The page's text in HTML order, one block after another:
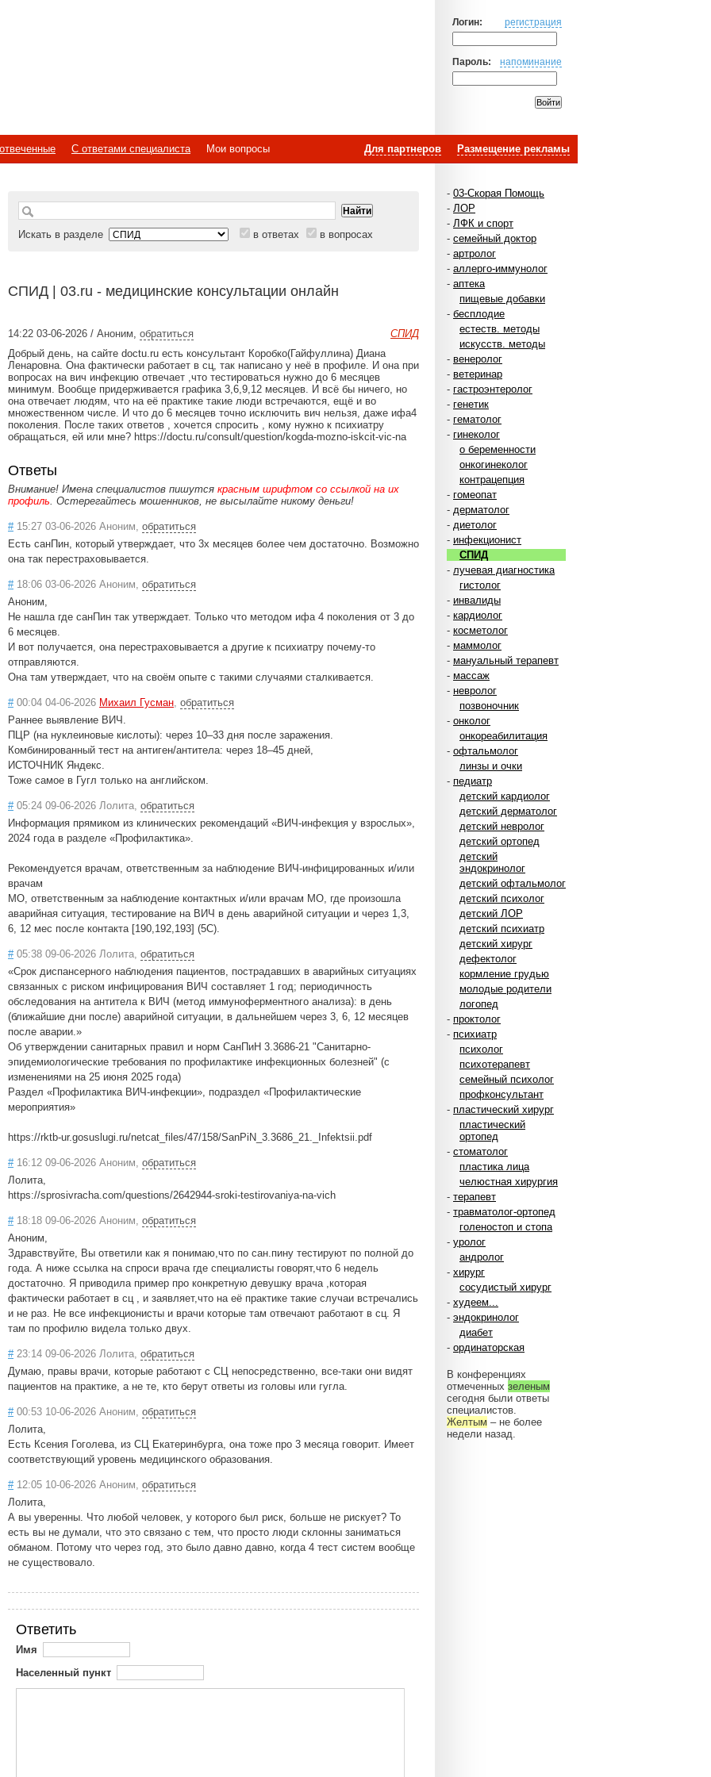
Логин: регистрация
Пароль: напоминание
Размещение рекламы
Для партнеров
С ответами специалиста
Мои вопросы
- 03-Скорая Помощь
- ЛОР
- ЛФК и спорт
- семейный доктор
- артролог
- аллерго-иммунолог
- аптека
пищевые добавки
- бесплодие
естеств. методы
искусств. методы
- венеролог
- ветеринар
- гастроэнтеролог
- генетик
- гематолог
- гинеколог
о беременности
онкогинеколог
контрацепция
- гомеопат
- дерматолог
- диетолог
- инфекционист
СПИД
- лучевая диагностика
гистолог
- инвалиды
- кардиолог
- косметолог
- маммолог
- мануальный терапевт
- массаж
- невролог
позвоночник
- онколог
онкореабилитация
- офтальмолог
линзы и очки
- педиатр
детский кардиолог
детский дерматолог
детский невролог
детский ортопед
детский
эндокринолог
детский офтальмолог
детский психолог
детский ЛОР
детский психиатр
детский хирург
дефектолог
кормление грудью
молодые родители
логопед
- проктолог
- психиатр
психолог
психотерапевт
семейный психолог
профконсультант
- пластический хирург
пластический
ортопед
- стоматолог
пластика лица
челюстная хирургия
- терапевт
- травматолог-ортопед
голеностоп и стопа
- уролог
андролог
- хирург
сосудистый хирург
- худеем...
- эндокринолог
диабет
- ординаторская
В конференциях
отмеченных зеленым
сегодня были ответы
специалистов.
Желтым – не более
недели назад.
Искать в разделе в ответах в вопросах
СПИД | 03.ru - медицинские консультации онлайн
СПИД
14:22 03-06-2026 / Аноним, обратиться
Добрый день, на сайте doctu.ru есть консультант Коробко(Гайфуллина) Диана
Ленаровна. Она фактически работает в сц, так написано у неё в профиле. И она при
вопросах на вич инфекцию отвечает ,что тестироваться нужно до 6 месяцев
минимум. Вообще придерживается графика 3,6,9,12 месяцев. И всё бы ничего, но
она отвечает людям, что на её практике такие люди встречаются, ещё и во
множественном числе. И что до 6 месяцев точно исключить вич нельзя, даже ифа4
поколения. После таких ответов , хочется спросить , кому нужно к психиатру
обращаться, ей или мне? https://doctu.ru/consult/question/kogda-mozno-iskcit-vic-na
Ответы
Внимание! Имена специалистов пишутся красным шрифтом со ссылкой на их
профиль. Остерегайтесь мошенников, не высылайте никому деньги!
#15:27 03-06-2026 Аноним, обратиться
Есть санПин, который утверждает, что 3х месяцев более чем достаточно. Возможно
она так перестраховывается.
#18:06 03-06-2026 Аноним, обратиться
Аноним,
Не нашла где санПин так утверждает. Только что методом ифа 4 поколения от 3 до
6 месяцев.
И вот получается, она перестраховывается а другие к психиатру почему-то
отправляются.
Она там утверждает, что на своём опыте с такими случаями сталкивается.
#00:04 04-06-2026 Михаил Гусман, обратиться
Раннее выявление ВИЧ.
ПЦР (на нуклеиновые кислоты): через 10–33 дня после заражения.
Комбинированный тест на антиген/антитела: через 18–45 дней,
ИСТОЧНИК Яндекс.
Тоже самое в Гугл только на английском.
#05:24 09-06-2026 Лолита, обратиться
Информация прямиком из клинических рекомендаций «ВИЧ-инфекция у взрослых»,
2024 года в разделе «Профилактика».
Рекомендуется врачам, ответственным за наблюдение ВИЧ-инфицированных и/или
врачам
МО, ответственным за наблюдение контактных и/или врачам МО, где произошла
аварийная ситуация, тестирование на ВИЧ в день аварийной ситуации и через 1,3,
6, 12 мес после контакта [190,192,193] (5С).
#05:38 09-06-2026 Лолита, обратиться
«Срок диспансерного наблюдения пациентов, пострадавших в аварийных ситуациях
связанных с риском инфицирования ВИЧ составляет 1 год; периодичность
обследования на антитела к ВИЧ (метод иммуноферментного анализа): в день
(ближайшие дни после) аварийной ситуации, в дальнейшем через 3, 6, 12 месяцев
после аварии.»
Об утверждении санитарных правил и норм СанПиН 3.3686-21 "Санитарно-
эпидемиологические требования по профилактике инфекционных болезней" (с
изменениями на 25 июня 2025 года)
Раздел «Профилактика ВИЧ-инфекции», подраздел «Профилактические
мероприятия»
https://rktb-ur.gosuslugi.ru/netcat_files/47/158/SanPiN_3.3686_21._Infektsii.pdf
#16:12 09-06-2026 Аноним, обратиться
Лолита,
https://sprosivracha.com/questions/2642944-sroki-testirovaniya-na-vich
#18:18 09-06-2026 Аноним, обратиться
Аноним,
Здравствуйте, Вы ответили как я понимаю,что по сан.пину тестируют по полной до
года. А ниже ссылка на спроси врача где специалисты говорят,что 6 недель
достаточно. Я приводила пример про конкретную девушку врача ,которая
фактически работает в сц , и заявляет,что на её практике такие случаи встречались
и не раз. Не все инфекционисты и врачи которые там отвечают работают в сц. Я
там по профилю видела только двух.
#23:14 09-06-2026 Лолита, обратиться
Думаю, правы врачи, которые работают с СЦ непосредственно, все-таки они видят
пациентов на практике, а не те, кто берут ответы из головы или гугла.
#00:53 10-06-2026 Аноним, обратиться
Лолита,
Есть Ксения Гоголева, из СЦ Екатеринбурга, она тоже про 3 месяца говорит. Имеет
соответствующий уровень медицинского образования.
#12:05 10-06-2026 Аноним, обратиться
Лолита,
А вы уверенны. Что любой человек, у которого был риск, больше не рискует? То
есть вы не думали, что это связано с тем, что просто люди склонны заниматься
обманом. Потому что через год, это было давно давно, когда 4 тест систем вообще
не существовало.
Ответить
Имя
Населенный пункт